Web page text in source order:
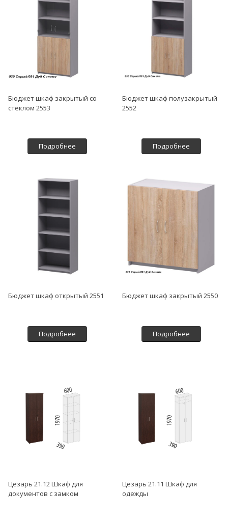
Бюджет шкаф закрытый со
стеклом 2553
Подробнее
Бюджет шкаф полузакрытый
2552
Подробнее
Бюджет шкаф открытый 2551
Подробнее
Бюджет шкаф закрытый 2550
Подробнее
Цезарь 21.12 Шкаф для
документов с замком
Цезарь 21.11 Шкаф для
одежды